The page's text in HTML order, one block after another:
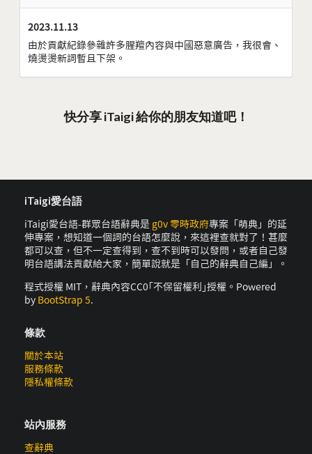
2023.11.13
由於貢獻紀錄參雜許多腥羶內容與中國惡意廣告，我很會、
燒燙燙新詞暫且下架。
快分享 iTaigi 給你的朋友知道吧！
iTaigi愛台語
iTaigi愛台語-群眾台語辭典是 g0v 零時政府專案「萌典」的延
伸專案，想知道一個詞的台語怎麼說，來這裡查就對了！甚麼
都可以查，但不一定查得到，查不到時可以發問，或者自己發
明台語講法貢獻給大家，簡單說就是「自己的辭典自己編」。
程式授權 MIT，辭典內容CC0｢不保留權利｣授權。Powered
by BootStrap 5.
條款
關於本站
服務條款
隱私權條款
站內服務
查辭典